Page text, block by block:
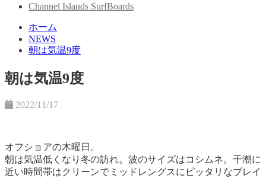
Channel Islands SurfBoards
ホーム
NEWS
朝は気温9度
朝は気温9度
2022/11/17
オフショアの木曜日。
朝は気温低くなり冬の訪れ。 波のサイズはコシムネ。 干潮に
近い時間帯はクリーンでミッドレングスにピッタリなブレイ